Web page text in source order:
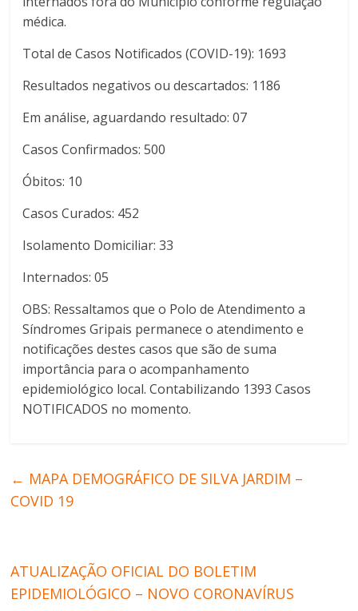
médica.
Total de Casos Notificados (COVID-19): 1693
Resultados negativos ou descartados: 1186
Em análise, aguardando resultado: 07
Casos Confirmados: 500
Óbitos: 10
Casos Curados: 452
Isolamento Domiciliar: 33
Internados: 05
OBS: Ressaltamos que o Polo de Atendimento a
Síndromes Gripais permanece o atendimento e
notificações destes casos que são de suma
importância para o acompanhamento
epidemiológico local. Contabilizando 1393 Casos
NOTIFICADOS no momento.
← MAPA DEMOGRÁFICO DE SILVA JARDIM –
COVID 19
ATUALIZAÇÃO OFICIAL DO BOLETIM
EPIDEMIOLÓGICO – NOVO CORONAVÍRUS